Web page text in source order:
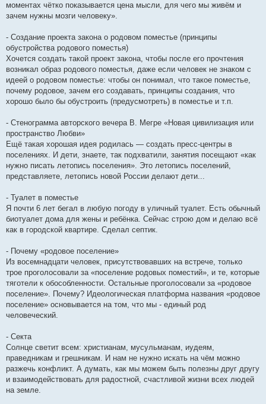
моментах чётко показывается цена мысли, для чего мы живём и
зачем нужны мозги человеку».
- Создание проекта закона о родовом поместье (принципы
обустройства родового поместья)
Хочется создать такой проект закона, чтобы после его прочтения
возникал образ родового поместья, даже если человек не знаком с
идеей о родовом поместье: чтобы он понимал, что такое поместье,
почему родовое, зачем его создавать, принципы создания, что
хорошо было бы обустроить (предусмотреть) в поместье и т.п.
- Стенограмма авторского вечера В. Мегре «Новая цивилизация или
пространство Любви»
Ещё такая хорошая идея родилась — создать пресс-центры в
поселениях. И дети, знаете, так подхватили, занятия посещают «как
нужно писать летопись поселения». Это летопись поселений,
представляете, летопись новой России делают дети...
- Туалет в поместье
Я почти 6 лет бегал в любую погоду в уличный туалет. Есть обычный
биотуалет дома для жены и ребёнка. Сейчас строю дом и делаю всё
как в городской квартире. Сделал септик.
- Почему «родовое поселение»
Из восемнадцати человек, присутствовавших на встрече, только
трое проголосовали за «поселение родовых поместий», и те, которые
тяготели к обособленности. Остальные проголосовали за «родовое
поселение». Почему? Идеологическая платформа названия «родовое
поселение» основывается на том, что мы - единый род
человеческий.
- Секта
Солнце светит всем: христианам, мусульманам, иудеям,
праведникам и грешникам. И нам не нужно искать на чём можно
разжечь конфликт. А думать, как мы можем быть полезны друг другу
и взаимодействовать для радостной, счастливой жизни всех людей
на земле.